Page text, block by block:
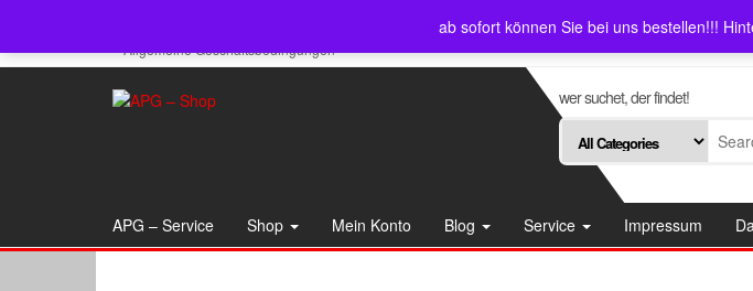
the
ab sofort können Sie bei uns bestellen!!!
Allgemeine Geschäftsbedingungen
wer suchet, der findet!
APG – Service Shop Mein Konto Blog Service Impressum